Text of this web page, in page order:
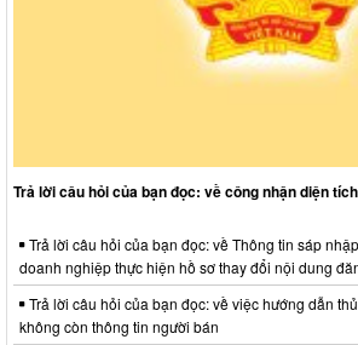
Trả lời câu hỏi của bạn đọc: về công nhận diện
Trả lời câu hỏi của bạn đọc: về Thông tin sáp
doanh nghiệp thực hiện hồ sơ thay đổi nội dung
Trả lời câu hỏi của bạn đọc: về việc hướng dẫn
không còn thông tin người bán